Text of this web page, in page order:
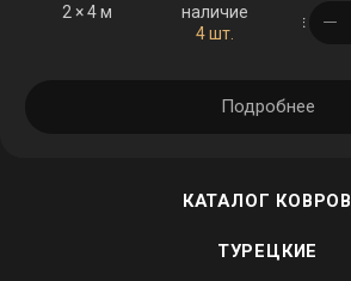
2 × 4 м
наличие
4 шт.
в корзине
Подробнее
КАТАЛОГ КОВРОВ
ТУРЕЦКИЕ